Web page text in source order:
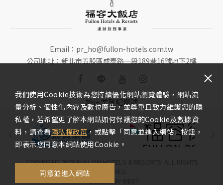
Email： pr_ho@fullon-hotels.com.tw
公司地址：新北市五股區成泰路一段189巷16號地下2樓
旅宿業登記證號
COPYRIGHT 2020 FULLON HOTELS & RESORTS. ALL RIGHTS
DESIGNBY
我們使用Cookie技術為您持續優化網站瀏覽體驗，網站流
量分析、個性化內容及數位廣告，並尊重且致力維護您的隱
私權，若希望更了解本網站如何保護您的Cookie及數據資
料，請查看隱私權政策，或點擊「同意並進入網站」按鈕，
即表示您同意本網站使用Cookie。
同意並進入網站